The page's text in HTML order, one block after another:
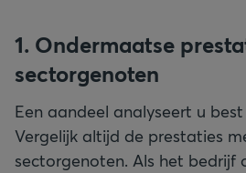
1. Ondermaatse
sectorgenoten
Een aandeel analyseert u
Vergelijk altijd de prestaties
sectorgenoten. Als het bedrijf